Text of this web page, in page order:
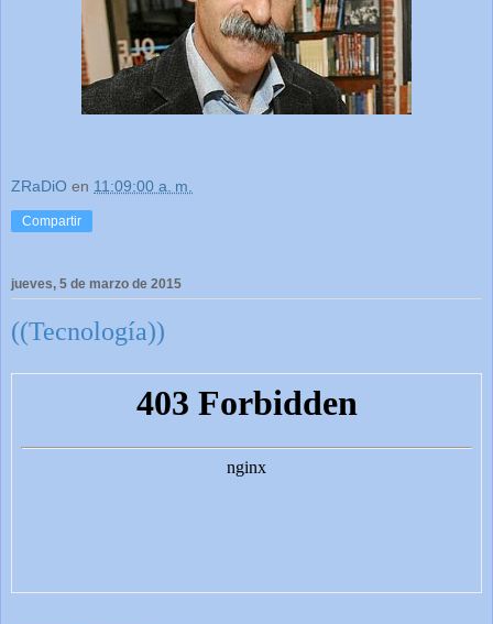
ZRaDiO en 11:09:00 a. m.
Compartir
jueves, 5 de marzo de 2015
((Tecnología))